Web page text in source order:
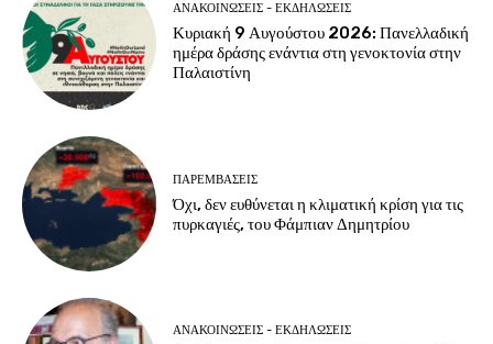
ΑΝΑΚΟΙΝΩΣΕΙΣ - ΕΚΔΗΛΩΣΕΙΣ
Κυριακή 9 Αυγούστου 2026: Πανελλαδική
ημέρα δράσης ενάντια στη γενοκτονία στην
Παλαιστίνη
ΠΑΡΕΜΒΑΣΕΙΣ
Όχι, δεν ευθύνεται η κλιματική κρίση για τις
πυρκαγιές, του Φάμπιαν Δημητρίου
ΑΝΑΚΟΙΝΩΣΕΙΣ - ΕΚΔΗΛΩΣΕΙΣ